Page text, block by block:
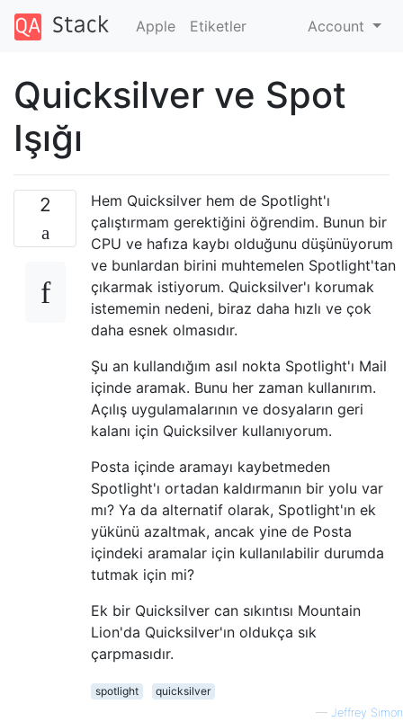
Apple Etiketler Account
Quicksilver ve Spot
Işığı
2
Hem Quicksilver hem de Spotlight'ı
çalıştırmam gerektiğini öğrendim. Bunun bir
CPU ve hafıza kaybı olduğunu düşünüyorum
ve bunlardan birini muhtemelen Spotlight'tan
çıkarmak istiyorum. Quicksilver'ı korumak
istememin nedeni, biraz daha hızlı ve çok
daha esnek olmasıdır.
Şu an kullandığım asıl nokta Spotlight'ı Mail
içinde aramak. Bunu her zaman kullanırım.
Açılış uygulamalarının ve dosyaların geri
kalanı için Quicksilver kullanıyorum.
Posta içinde aramayı kaybetmeden
Spotlight'ı ortadan kaldırmanın bir yolu var
mı? Ya da alternatif olarak, Spotlight'ın ek
yükünü azaltmak, ancak yine de Posta
içindeki aramalar için kullanılabilir durumda
tutmak için mi?
Ek bir Quicksilver can sıkıntısı Mountain
Lion'da Quicksilver'ın oldukça sık
çarpmasıdır.
spotlight
quicksilver
— Jeffrey Simon